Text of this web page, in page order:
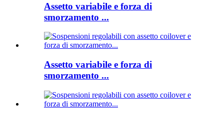
Assetto variabile e forza di
smorzamento ...
Assetto variabile e forza di
smorzamento ...